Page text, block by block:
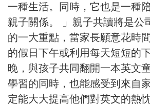
一種生活。同時，它也是一種
親子關係。 」親子共讀將是公
的一大重點，當家長願意花時
的假日下午或利用每天短短的
晚，與孩子共同翻開一本英文
學習的同時，也能感受到來自
定能大大提高他們對英文的熱忱